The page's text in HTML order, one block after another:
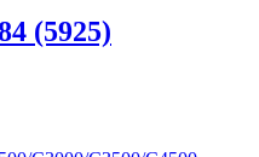
(5925)